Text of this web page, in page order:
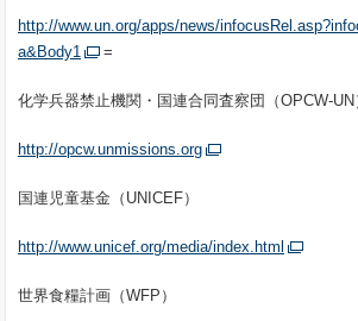
http://www.un.org/apps/news/
a&Body1
=
化学兵器禁止機関・国連合同査察団（OPCW-UN
http://opcw.unmissions.org
国連児童基金（UNICEF）
http://www.unicef.org/media/index.html
世界食糧計画（WFP）